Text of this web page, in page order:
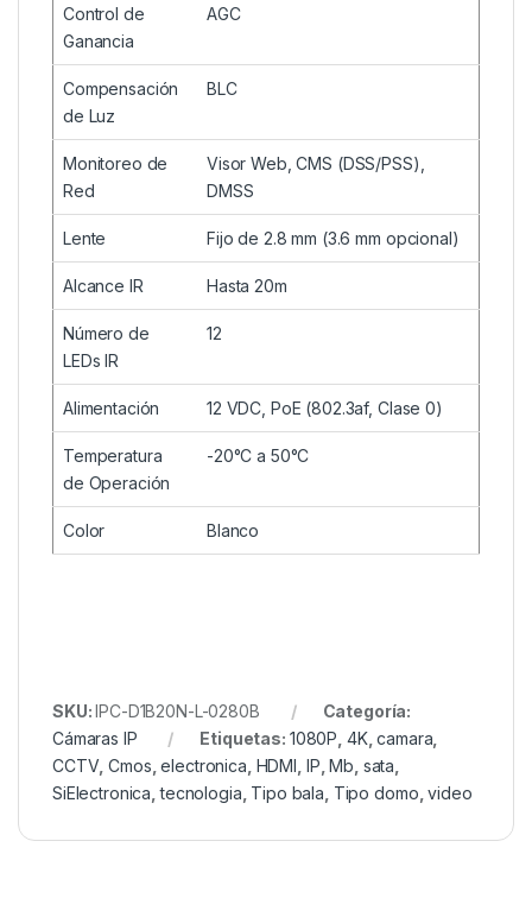
Control de
Ganancia
AGC
Compensación
de Luz
BLC
Monitoreo de
Red
Visor Web, CMS (DSS/PSS),
DMSS
Lente Fijo de 2.8 mm (3.6 mm opcional)
Alcance IR Hasta 20m
Número de
LEDs IR
12
Alimentación 12 VDC, PoE (802.3af, Clase 0)
Temperatura
de Operación
-20°C a 50°C
Color Blanco
SKU:IPC-D1B20N-L-0280B
Categoría:
Cámaras IP
Etiquetas: 1080P 4K,camara
CCTV,Cmos ,electronica HDMI IP ,Mb sata
SiElectronica ,tecnologia Tipo bala Tipo domo ,video